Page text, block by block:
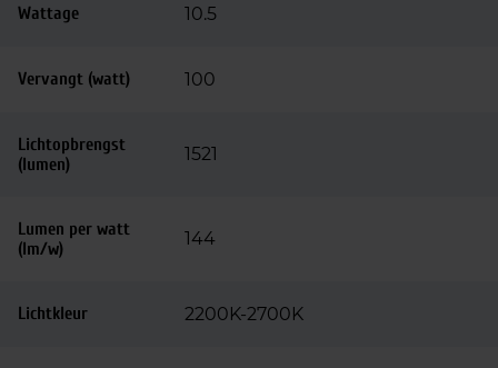
Wattage 10.5
Vervangt (watt) 100
Lichtopbrengst
(lumen)
1521
Lumen per watt
(lm/w)
144
Lichtkleur 2200K-2700K